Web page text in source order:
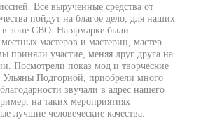
Все вырученные средства от
пойдут на благое дело, для наших
в зоне СВО. На ярмарке были
мастеров и мастериц, мастер
приняли участие, меняя друг друга на
Посмотрели показ мод и творческие
Ульяны Подгорной, приобрели много
звучали в адрес нашего
на таких мероприятиях
лучшие человеческие качества.